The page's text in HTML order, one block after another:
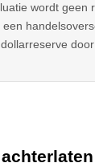
wordt geen
een